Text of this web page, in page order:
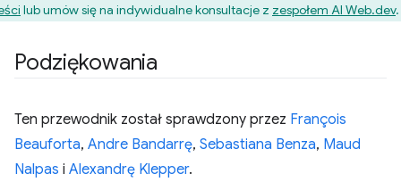
lub umów się na indywidualne konsultacje z zespołem AI Web.dev.
Podziękowania
Ten przewodnik został sprawdzony przez François
Beauforta, Andre Bandarrę, Sebastiana Benza, Maud
Nalpas i Alexandrę Klepper.